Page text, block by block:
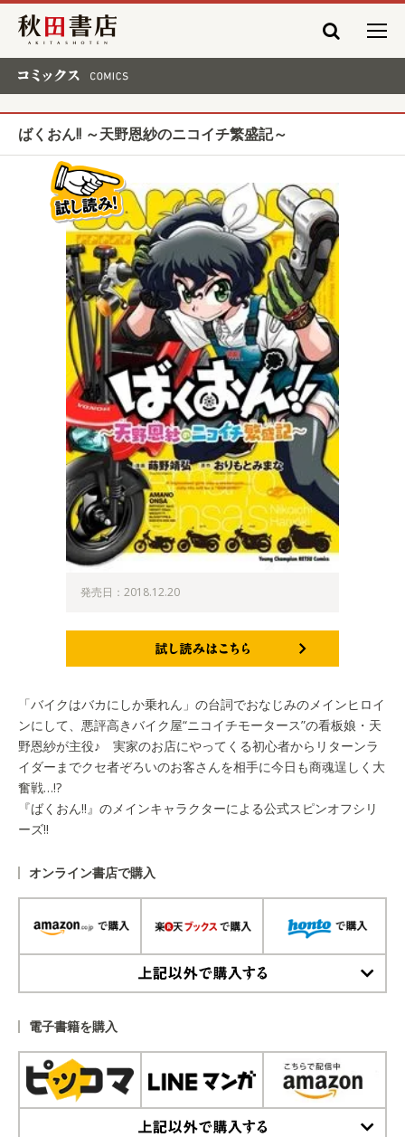
秋田書店
ばくおん!! ～天野恩紗のニコイチ繁盛記～
発売日：2018.12.20
「バイクはバカにしか乗れん」の台詞でおなじみのメインヒロイ
ンにして、悪評高きバイク屋“ニコイチモータース”の看板娘・天
野恩紗が主役♪ 実家のお店にやってくる初心者からリターンラ
イダーまでクセ者ぞろいのお客さんを相手に今日も商魂逞しく大
奮戦…!?
『ばくおん!!』のメインキャラクターによる公式スピンオフシリ
ーズ!!
オンライン書店で購入
電子書籍を購入